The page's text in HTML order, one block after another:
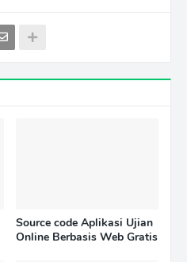
Source code Aplikasi Ujian
Online Berbasis Web Gratis